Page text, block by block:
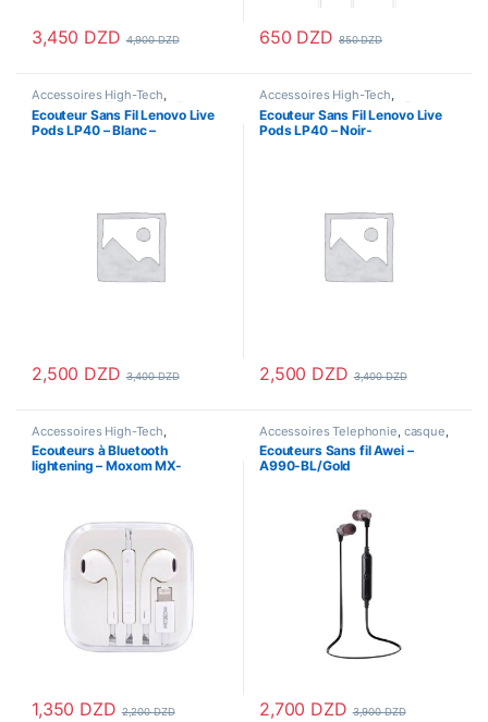
3,450 DZD 4,900DZD 650 DZD 850DZD
Accessoires High-Tech,
Accessoires Telephonie Ecouteur
& Kitmains,Ecouteur Bluetooth
Ecouteur Sans Fil Lenovo Live
Pods LP40 – Blanc –
2,500 DZD 3,400DZD
Accessoires High-Tech,
Accessoires Telephonie Ecouteur
& Kitmains,Ecouteur Bluetooth
Ecouteur Sans Fil Lenovo Live
Pods LP40 – Noir-
2,500 DZD 3,400DZD
Accessoires High-Tech
Accessoires Telephonie
Ecouteur & Kitmains,Ecouteur
Bluetooth, Ecouteur Filaire
Ecouteurs à Bluetooth
lightening – Moxom MX-
1,350 DZD 2,200DZD
Accessoires Telephonie casque
Ecouteur & Kitmains , Ecouteur
Bluetooth
Ecouteurs Sans fil Awei –
A990-BL/Gold
2,700 DZD 3,900DZD